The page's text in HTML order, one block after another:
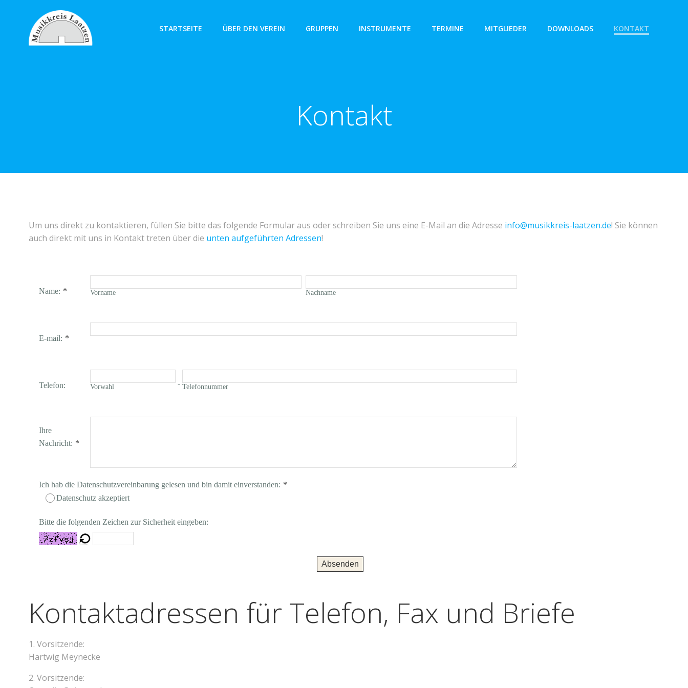
springen
STARTSEITE ÜBER DEN VEREIN GRUPPEN INSTRUMENTE TERMINE MITGLIEDER DOWNLOADS KONTAKT
Kontakt
Um uns direkt zu kontaktieren, füllen Sie bitte das folgende Formular aus oder schreiben Sie uns eine E-Mail an die Adresse info@musikkreis-laatzen.de! Sie können
auch direkt mit uns in Kontakt treten über die unten aufgeführten Adressen!
Name: * Vorname Nachname
E-mail: *
Telefon: Vorwahl - Telefonnummer
Ihre
Nachricht: *
Ich hab die Datenschutzvereinbarung gelesen und bin damit einverstanden: *
Datenschutz akzeptiert
Bitte die folgenden Zeichen zur Sicherheit eingeben:
Absenden
Kontaktadressen für Telefon, Fax und Briefe
1. Vorsitzende:
Hartwig Meynecke
2. Vorsitzende: